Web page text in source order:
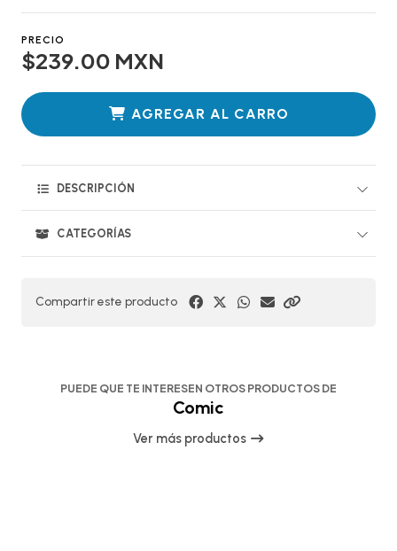
PRECIO
$239.00 MXN
AGREGAR AL CARRO
DESCRIPCIÓN
CATEGORÍAS
Compartir este producto
PUEDE QUE TE INTERESEN OTROS PRODUCTOS DE
Comic
Ver más productos